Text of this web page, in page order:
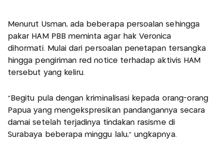
Menurut Usman, ada beberapa persoalan sehingga
pakar HAM PBB meminta agar hak Veronica
dihormati. Mulai dari persoalan penetapan tersangka
hingga pengiriman red notice terhadap aktivis HAM
tersebut yang keliru.
"Begitu pula dengan kriminalisasi kepada orang-orang
Papua yang mengekspresikan pandangannya secara
damai setelah terjadinya tindakan rasisme di
Surabaya beberapa minggu lalu," ungkapnya.